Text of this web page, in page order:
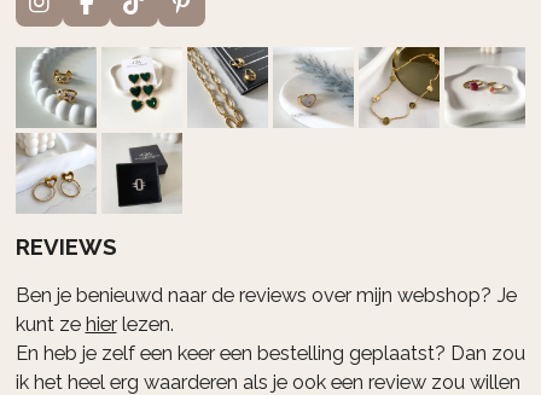
I
n
s
t
a
g
r
a
m
F
a
c
e
b
o
o
k
T
i
k
T
o
k
P
i
n
e
REVIEWS
Ben je benieuwd naar de reviews over mijn webshop? Je
kunt ze hierlezen.
En heb je zelf een keer een bestelling geplaatst? Dan zou
ik het heel erg waarderen als je ook een review zou willen